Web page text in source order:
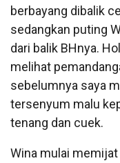
berbayang dibalik
sedangkan puting
dari balik BHnya.
melihat
sebelumnya saya
tersenyum malu
tenang dan cuek.
Wina mulai